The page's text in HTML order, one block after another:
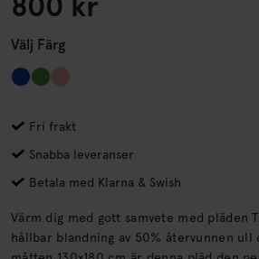
Välj Färg
Fri frakt
Snabba leveranser
Betala med Klarna & Swish
Värm dig med gott samvete med pläden
hållbar blandning av 50% återvunnen ull